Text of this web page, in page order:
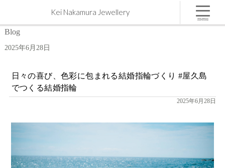
28 | 6月 | 2025 | 屋久島,ジュエリー,オーダーメイドのマリッジリング（結婚・婚約指輪）制作 |
Kei Nakamura Jewellery BlogKei Nakamura Jewellery
Blog
2025年6月28日
日々の喜び、色彩に包まれる結婚指輪づくり #屋久島
でつくる結婚指輪
2025年6月28日
menu